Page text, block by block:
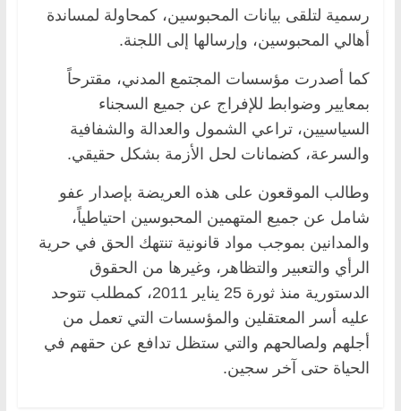
رسمية لتلقى بيانات المحبوسين، كمحاولة لمساندة
أهالي المحبوسين، وإرسالها إلى اللجنة.
كما أصدرت مؤسسات المجتمع المدني، مقترحاً
بمعايير وضوابط للإفراج عن جميع السجناء
السياسيين، تراعي الشمول والعدالة والشفافية
والسرعة، كضمانات لحل الأزمة بشكل حقيقي.
وطالب الموقعون على هذه العريضة بإصدار عفو
شامل عن جميع المتهمين المحبوسين احتياطياً،
والمدانين بموجب مواد قانونية تنتهك الحق في حرية
الرأي والتعبير والتظاهر، وغيرها من الحقوق
الدستورية منذ ثورة 25 يناير 2011، كمطلب تتوحد
عليه أسر المعتقلين والمؤسسات التي تعمل من
أجلهم ولصالحهم والتي ستظل تدافع عن حقهم في
الحياة حتى آخر سجين.